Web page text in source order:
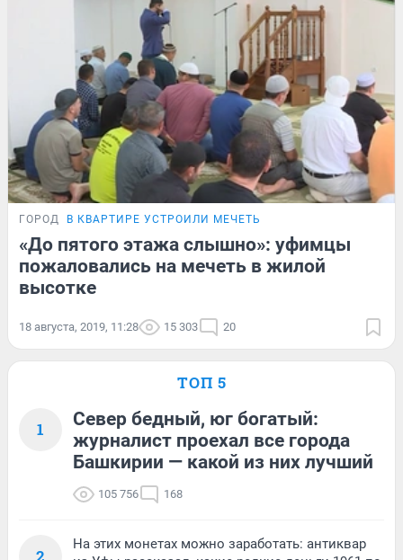
ГОРОД В КВАРТИРЕ УСТРОИЛИ МЕЧЕТЬ
«До пятого этажа слышно»: уфимцы
пожаловались на мечеть в жилой
высотке
18 августа, 2019, 11:28 15 303 20
ТОП 5
1
Север бедный, юг богатый:
журналист проехал все города
Башкирии — какой из них лучший
105 756 168
На этих монетах можно заработать: антиквар